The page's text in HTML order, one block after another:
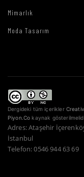
Mimarlık
Moda Tasarım
Dergideki tüm içerikler
Piyon.Co kaynak
Adres: Ataşehir
İstanbul
Telefon: 0546 944 63 69